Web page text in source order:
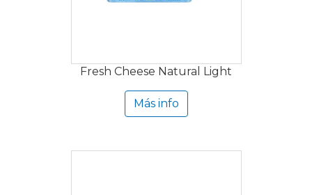
Fresh Cheese Natural Light
Más info